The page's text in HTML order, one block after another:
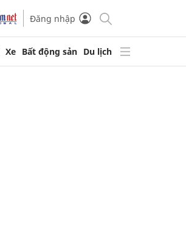
Đăng nhập
Xe Bất động sản Du lịch